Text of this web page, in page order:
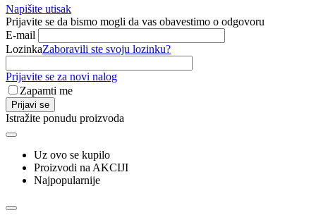
Napišite utisak
Prijavite se da bismo mogli da vas obavestimo o odgovoru
E-mail
LozinkaZaboravili ste svoju lozinku?
Prijavite se za novi nalog
Zapamti me
Prijavi se
Istražite ponudu proizvoda
Uz ovo se kupilo
Proizvodi na AKCIJI
Najpopularnije